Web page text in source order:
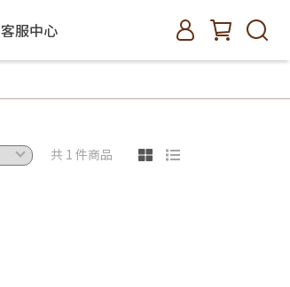
客服中心
共 1 件商品